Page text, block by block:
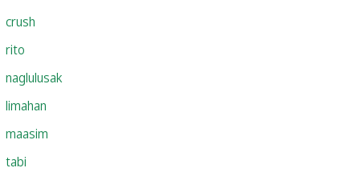
crush
rito
naglulusak
limahan
maasim
tabi